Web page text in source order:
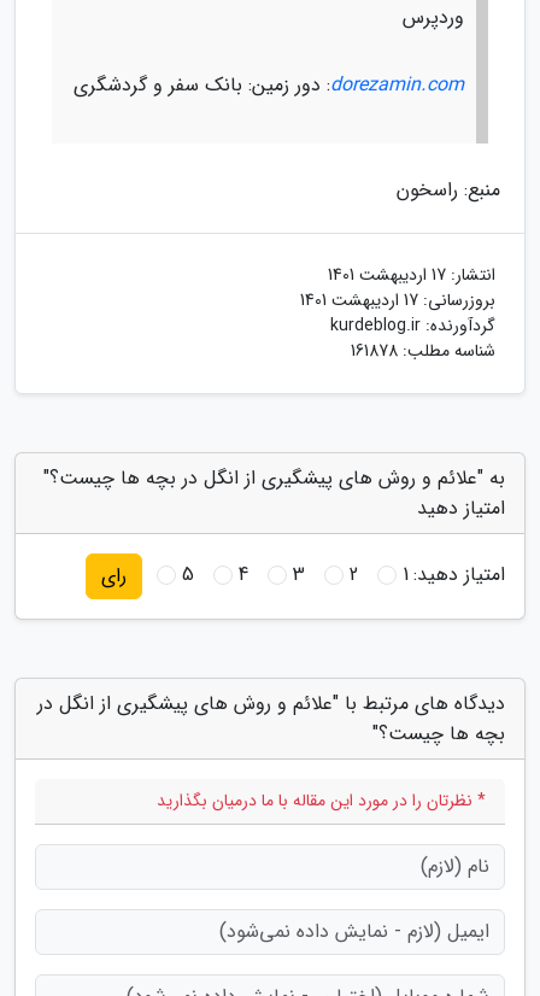
وردپرس
dorezamin.com: دور زمین: بانک سفر و گردشگری
منبع: راسخون
انتشار: 17 اردیبهشت 1401
بروزرسانی: 17 اردیبهشت 1401
گردآورنده: kurdeblog.ir
شناسه مطلب: 161878
به "علائم و روش های پیشگیری از انگل در بچه ها چیست؟"
امتیاز دهید
امتیاز دهید:1
2
3
4
5 رای
دیدگاه های مرتبط با "علائم و روش های پیشگیری از انگل در
بچه ها چیست؟"
* نظرتان را در مورد این مقاله با ما درمیان بگذارید